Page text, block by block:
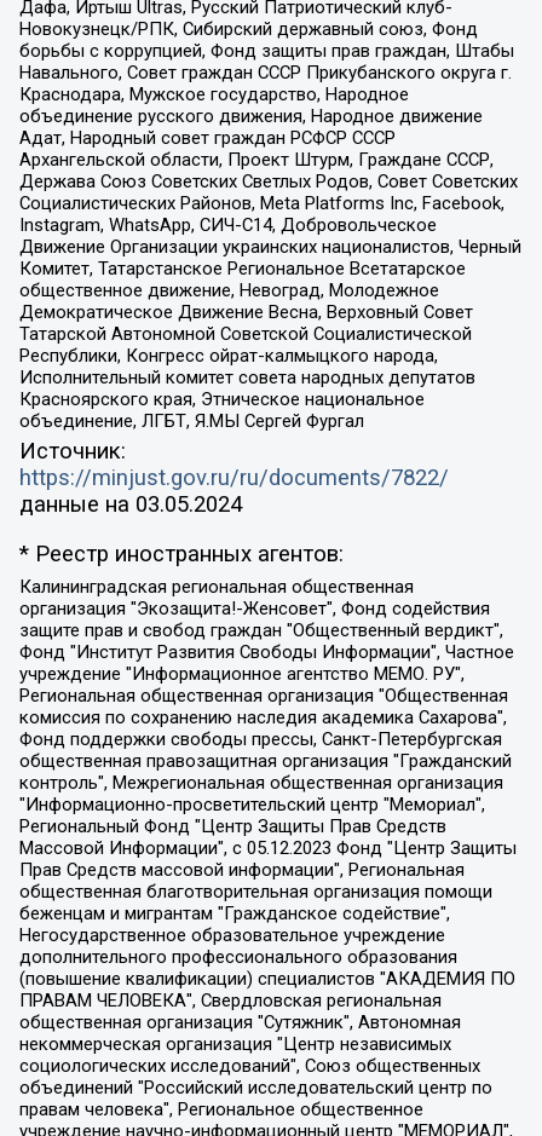
Дафа, Иртыш Ultras, Русский Патриотический клуб-
Новокузнецк/РПК, Сибирский державный союз, Фонд
борьбы с коррупцией, Фонд защиты прав граждан, Штабы
Навального, Совет граждан СССР Прикубанского округа г.
Краснодара, Мужское государство, Народное
объединение русского движения, Народное движение
Адат, Народный совет граждан РСФСР СССР
Архангельской области, Проект Штурм, Граждане СССР,
Держава Союз Советских Светлых Родов, Совет Советских
Социалистических Районов, Meta Platforms Inc, Facebook,
Instagram, WhatsApp, СИЧ-С14, Добровольческое
Движение Организации украинских националистов, Черный
Комитет, Татарстанское Региональное Всетатарское
общественное движение, Невоград, Молодежное
Демократическое Движение Весна, Верховный Совет
Татарской Автономной Советской Социалистической
Республики, Конгресс ойрат-калмыцкого народа,
Исполнительный комитет совета народных депутатов
Красноярского края, Этническое национальное
объединение, ЛГБТ, Я.МЫ Сергей Фургал
Источник:
https://minjust.gov.ru/ru/documents/7822/
данные на 03.05.2024
* Реестр иностранных агентов:
Калининградская региональная общественная организация "Экозащита!-Женсовет", Фонд содействия защите прав и свобод граждан "Общественный вердикт", Фонд "Институт Развития Свободы Информации", Частное учреждение "Информационное агентство МЕМО. РУ", Региональная общественная организация "Общественная комиссия по сохранению наследия академика Сахарова", Фонд поддержки свободы прессы, Санкт-Петербургская общественная правозащитная организация "Гражданский контроль", Межрегиональная общественная организация "Информационно-просветительский центр "Мемориал", Региональный Фонд "Центр Защиты Прав Средств Массовой Информации", с 05.12.2023 Фонд "Центр Защиты Прав Средств массовой информации", Региональная общественная благотворительная организация помощи беженцам и мигрантам "Гражданское содействие", Негосударственное образовательное учреждение дополнительного профессионального образования (повышение квалификации) специалистов "АКАДЕМИЯ ПО ПРАВАМ ЧЕЛОВЕКА", Свердловская региональная общественная организация "Сутяжник", Автономная некоммерческая организация "Центр независимых социологических исследований", Союз общественных объединений "Российский исследовательский центр по правам человека", Региональное общественное учреждение научно-информационный центр "МЕМОРИАЛ", Некоммерческая организация "Фонд защиты гласности", Автономная некоммерческая организация "Институт прав человека", Городская общественная организация "Екатеринбургское общество "МЕМОРИАЛ", Городская общественная организация "Рязанское историко-просветительское и правозащитное общество "Мемориал" (Рязанский Мемориал), Челябинский региональный орган общественной самодеятельности – женское общественное объединение "Женщины Евразии", Челябинский региональный орган общественной самодеятельности "Уральская правозащитная группа", Фонд содействия защите здоровья и социальной справедливости имени Андрея Рылькова, Автономная Некоммерческая Организация "Аналитический Центр Юрия Левады", Автономная некоммерческая организация социальной поддержки населения "Проект Апрель", Региональная общественная организация помощи женщинам и детям, находящимся в кризисной ситуации "Информационно-методический центр "Анна", Фонд содействия развитию массовых коммуникаций и правовому просвещению "Так-так-Так", Фонд содействия устойчивому развитию "Серебряная тайга", Свердловский региональный общественный фонд социальных проектов "Новое время", "Idel.Реалии", Кавказ.Реалии, Крым.Реалии, Телеканал Настоящее Время, Татаро-башкирская служба Радио Свобода (Azatliq Radiosi), Радио Свободная Европа/Радио Свобода (PCE/PC), "Сибирь.Реалии", "Фактограф", Благотворительный фонд помощи осужденным и их семьям, Автономная некоммерческая организация "Институт глобализации и социальных движений", Фонд "В защиту прав заключенных", Частное учреждение "Центр поддержки и содействия развитию средств массовой информации", Пензенский региональный общественный благотворительный фонд "Гражданский союз", "Север.Реалии", Некоммерческая организация Фонд "Правовая инициатива", Общество с ограниченной ответственностью "Радио Свободная Европа/Радио Свобода", Чешское информационное агентство "MEDIUM-ORIENT", Красноярская региональная общественная организация "Мы против СПИДа", Камалягин Денис Николаевич, Маркелов Сергей Евгеньевич, Пономарев Лев Александрович, Савицкая Людмила Алексеевна, Автономная некоммерческая организация "Центр по работе с проблемой насилия "НАСИЛИЮ.НЕТ", Межрегиональный профессиональный союз работников здравоохранения "Альянс врачей", Юридическое лицо, зарегистрированное в Латвийской Республике, SIA "Medusa Project" (регистрационный номер 40103797863, дата регистрации 10.06.2014), Некоммерческая организация "Фонд по борьбе с коррупцией", Автономная некоммерческая организация "Институт права и публичной политики", Баданин Роман Сергеевич, Гликин Максим Александрович, Железнова Мария Михайловна, Лукьянова Юлия Сергеевна, Маетная Елизавета Витальевна, Маняхин Петр Борисович, Чуракова Ольга Владимировна, Ярош Юлия Петровна, Юридическое лицо "The Insider SIA", зарегистрированное в Риге, Латвийская Республика (дата регистрации 26.06.2015), являющееся администратором доменного имени интернет-издания "The Insider SIA", https://theins.ru, Постернак Алексей Евгеньевич, Рубин Михаил Аркадьевич, Анин Роман Александрович, Юридическое лицо Istories fonds, зарегистрированное в Латвийской Республике (регистрационный номер 50008295751, дата регистрации 24.02.2020), Великовский Дмитрий Александрович, Долинина Ирина Николаевна, Мароховская Алеся Алексеевна, Шлейнов Роман Юрьевич, Шмагун Олеся Валентиновна, Общество с ограниченной ответственностью "Альтаир 2021", Общество с ограниченной ответственностью "Вега 2021", Общество с ограниченной ответственностью "Главный редактор 2021", Общество с ограниченной ответственностью "Ромашки монолит", Важенков Артем Валерьевич, Ивановская областная общественная организация "Центр гендерных исследований", Гурман Юрий Альбертович, Медиапроект "ОВД-Инфо", Егоров Владимир Владимирович, Жилинский Владимир Александрович, Общество с ограниченной ответственностью "ЗП", Иванова София Юрьевна, Карезина Инна Павловна, Кильтау Екатерина Викторовна, Петров Алексей Викторович, Пискунов Сергей Евгеньевич, Смирнов Сергей Сергеевич, Тихонов Михаил Сергеевич, Общество с ограниченной ответственностью "ЖУРНАЛИСТ-ИНОСТРАННЫЙ АГЕНТ", Арапова Галина Юрьевна, Вольтская Татьяна Анатольевна, Американская компания "Mason G.E.S. Anonymous Foundation" (США), являющаяся владельцем интернет-издания https://mnews.world/, Компания "Stichting Bellingcat", зарегистрированная в Нидерландах (дата регистрации 11.07.2018), Захаров Андрей Вячеславович, Клепиковская Екатерина Дмитриевна, Общество с ограниченной ответственностью "МЕМО", Перл Роман Александрович, Симонов Евгений Алексеевич, Соловьева Елена Анатольевна, Сотников Даниил Владимирович, Сурначева Елизавета Дмитриевна, Автономная некоммерческая организация по защите прав человека и информированию населения "Якутия – Наше Мнение", Общество с ограниченной ответственностью "Москоу диджитал медиа", с 26.01.2023 Общество с ограниченной ответственностью "Чайка Белые сады", Ветошкина Валерия Валерьевна, Заговора Максим Александрович, Межрегиональное общественное движение "Российская ЛГБТ - сеть", Оленичев Максим Владимирович, Павлов Иван Юрьевич, Скворцова Елена Сергеевна, Общество с ограниченной ответственностью "Как бы инагент", Кочетков Игорь Викторович, Общество с ограниченной ответственностью "Честные выборы", Еланчик Олег Александрович, Общество с ограниченной ответственностью "Нобелевский призыв", Гималова Регина Эмилевна, Григорьев Андрей Валерьевич, Григорьева Алина Александровна, Ассоциация по содействию защите прав призывников, альтернативнослужащих и военнослужащих "Правозащитная группа "Гражданин.Армия.Право", Хисамова Регина Фаритовна, Автономная некоммерческая организация по реализации социально-правовых программ "Лилит", Дальневосточное общественное движение "Маяк", Санкт-Петербургская ЛГБТ-инициативная группа "Выход", Инициативная группа ЛГБТ+ "Реверс", Алексеев Андрей Викторович, Бекбулатова Таисия Львовна, Беляев Иван Михайлович, Владыкина Елена Сергеевна, Гельман Марат Александрович, Никульшина Вероника Юрьевна, Толоконникова Надежда Андреевна, Шендерович Виктор Анатольевич, Общество с ограниченной ответственностью "Данное сообщение", Общество с ограниченной ответственностью Издательский дом "Новая глава", Айнбиндер Александра Александровна, Московский комьюнити-центр для ЛГБТ+инициатив, Благотворительный фонд развития филантропии, Deutsche Welle (Германия, Kurt-Schumacher-Strasse 3, 53113 Bonn), Борзунова Мария Михайловна, Воробьев Виктор Викторович, Голубева Анна Львовна, Константинова Алла Михайловна, Малкова Ирина Владимировна, Мурадов Мурад Абдулгалимович, Осетинская Елизавета Николаевна, Понасенков Евгений Николаевич, Ганапольский Матвей Юрьевич, Киселев Евгений Алексеевич, Борухович Ирина Григорьевна, Дремин Иван Тимофеевич, Дубровский Дмитрий Викторович, Красноярская региональная общественная организация поддержки и развития альтернативных образовательных технологий и межкультурных коммуникаций "ИНТЕРРА", Маяковская Екатерина Алексеевна, Фейгин Марк Захарович, Филимонов Андрей Викторович, Дзугкоева Регина Николаевна, Доброхотов Роман Александрович, Дудь Юрий Александрович, Елкин Сергей Владимирович, Кругликов Кирилл Игоревич, Сабунаева Мария Леонидовна, Семенов Алексей Владимирович, Шаинян Карен Багратович, Шульман Екатерина Михайловна, Асафьев Артур Валерьевич, Вахштайн Виктор Семенович, Венедиктов Алексей Алексеевич, Лушникова Екатерина Евгеньевна, Волков Леонид Михайлович, Невзоров Александр Глебович, Пархоменко Сергей Борисович, Сироткин Ярослав Николаевич, Кара-Мурза Владимир Владимирович, Баранова Наталья Владимировна, Гозман Леонид Яковлевич, Кагарлицкий Борис Юльевич, Климарев Михаил Валерьевич, Милов Владимир Станиславович, Автономная некоммерческая организация Краснодарский центр современного искусства "Типография", Моргенштерн Алишер Тагирович, Соболь Любовь Эдуардовна, Общество с ограниченной ответственностью "ЛИЗА НОРМ", Каспаров Гарри Кимович, Ходорковский Михаил Борисович, Общество с ограниченной ответственностью "Апрельские тезисы", Данилович Ирина Брониславовна, Кашин Олег Владимирович, Петров Николай Владимирович, Пивоваров Алексей Владимирович, Соколов Михаил Владимирович, Цветкова Юлия Владимировна, Чичваркин Евгений Александрович, Комитет против пыток/Команда против пыток, Общество с ограниченной ответственностью "Первый научный", Общество с ограниченной ответственностью "Вертолет и ко", Белоцерковская Вероника Борисовна, Кац Максим Евгеньевич, Лазарева Татьяна Юрьевна, Шаведдинов Руслан Табризович, Яшин Илья Валерьевич, Общество с ограниченной ответственностью "Иноагент ААВ", Алешковский Дмитрий Петрович, Альбац Евгения Марковна, Быков Дмитрий Львович, Галямина Юлия Евгеньевна, Лойко Сергей Леонидович, Мартынов Кирилл Константинович, Медведев Сергей Александрович, Крашенинников Федор Геннадиевич, Гордеева Катерина Вл